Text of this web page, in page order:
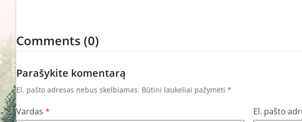
Comments (0)
Parašykite komentarą
El. pašto adresas nebus skelbiamas. Būtini laukeliai pažymėti *
Vardas * El. pašto